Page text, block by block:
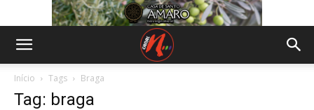
Início Tags Braga
Tag: braga